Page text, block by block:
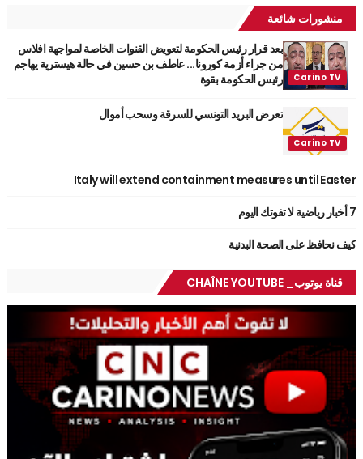
منشورات شائعة
بعد قرار رئيس الحكومة لتعويض القنوات الخاصة لمواجهة افلاس
من جراء أزمة كورونا... عاطف بن حسين في حالة هيسترية يهاجم
رئيس الحكومة بقوة
تعرض البريد التونسي للسرقة وسحب أموال
Italy will extend containment measures until Easter
7 أخبار رياضية لا تفوتك اليوم
كيف نحافظ على الصحة البدنية
قناة يوتوب_ CHAÎNE YOUTUBE